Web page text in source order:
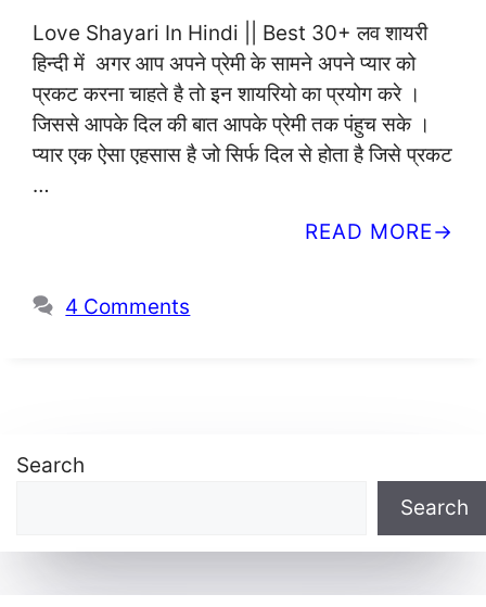
Love Shayari In Hindi || Best 30+ लव शायरी
हिन्दी में अगर आप अपने प्रेमी के सामने अपने प्यार को
प्रकट करना चाहते है तो इन शायरियो का प्रयोग करे ।
जिससे आपके दिल की बात आपके प्रेमी तक पंहुच सके ।
प्यार एक ऐसा एहसास है जो सिर्फ दिल से होता है जिसे प्रकट
…
READ MORE
4 Comments
Search
Search